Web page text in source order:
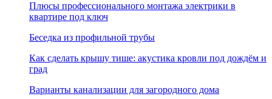
Плюсы профессионального монтажа электрики в
квартире под ключ
Беседка из профильной трубы
Как сделать крышу тише: акустика кровли под дождём и
град
Варианты канализации для загородного дома